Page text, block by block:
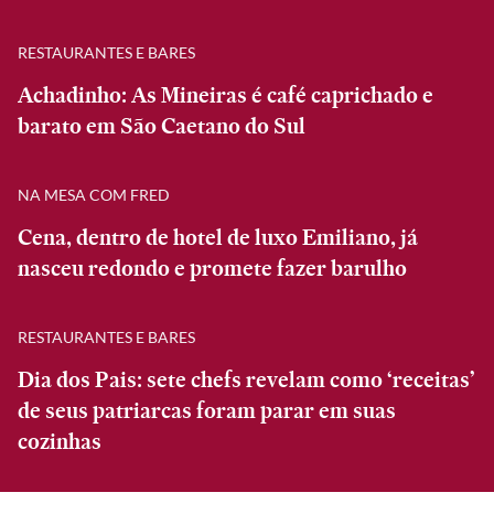
RESTAURANTES E BARES
Achadinho: As Mineiras é café caprichado e
barato em São Caetano do Sul
NA MESA COM FRED
Cena, dentro de hotel de luxo Emiliano, já
nasceu redondo e promete fazer barulho
RESTAURANTES E BARES
Dia dos Pais: sete chefs revelam como ‘receitas’
de seus patriarcas foram parar em suas
cozinhas